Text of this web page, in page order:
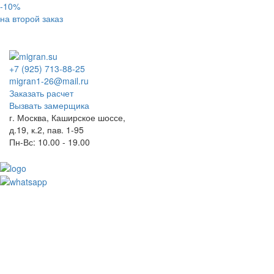
-10%
на второй заказ
+7 (925) 713-88-25
migran1-26@mail.ru
Заказать расчет
Вызвать замерщика
г. Москва, Каширское шоссе,
д.19, к.2, пав. 1-95
Пн-Вс: 10.00 - 19.00